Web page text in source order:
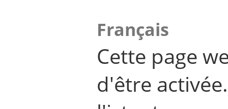
Français
Cette page
d'être